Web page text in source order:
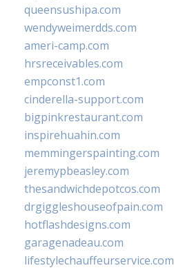
queensushipa.com
wendyweimerdds.com
ameri-camp.com
hrsreceivables.com
empconst1.com
cinderella-support.com
bigpinkrestaurant.com
inspirehuahin.com
memmingerspainting.com
jeremypbeasley.com
thesandwichdepotcos.com
drgiggleshouseofpain.com
hotflashdesigns.com
garagenadeau.com
lifestylechauffeurservice.com